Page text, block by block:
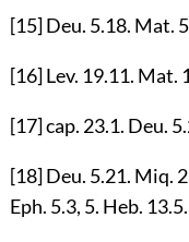
[15]Deu. 5.18. Mat.
[16]Lev. 19.11. Mat.
[17]cap. 23.1. Deu.
[18]Deu. 5.21. Miq.
Eph. 5.3, 5. Heb. 13.5